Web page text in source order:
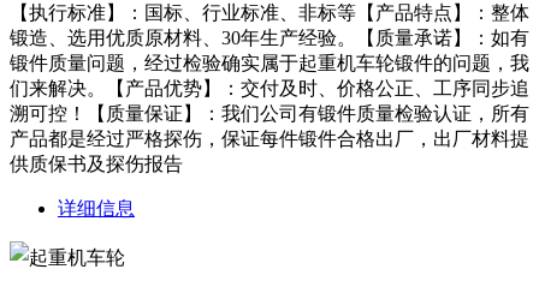
【执行标准】：国标、行业标准、非标等【产品特点】：整体
锻造、选用优质原材料、30年生产经验。【质量承诺】：如有
锻件质量问题，经过检验确实属于起重机车轮锻件的问题，我
们来解决。【产品优势】：交付及时、价格公正、工序同步追
溯可控！【质量保证】：我们公司有锻件质量检验认证，所有
产品都是经过严格探伤，保证每件锻件合格出厂，出厂材料提
供质保书及探伤报告
详细信息